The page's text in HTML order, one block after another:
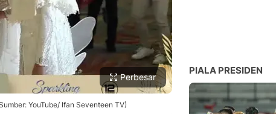
Perbesar
YouTube/ Ifan Seventeen TV)
PIALA PRESIDEN